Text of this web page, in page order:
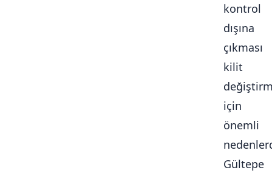
kontrol
dışına
çıkması
kilit
için
önemli
Gültepe